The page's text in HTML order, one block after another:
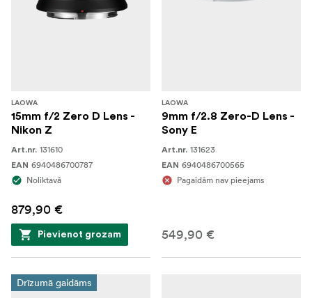
LAOWA
15mm f/2 Zero D Lens -
Nikon Z
Art.nr. 131610
EAN 6940486700787
Noliktavā
879,90 €
Pievienot grozam
LAOWA
9mm f/2.8 Zero-D Lens -
Sony E
Art.nr. 131623
EAN 6940486700565
Pagaidām nav pieejams
549,90 €
Drīzumā gaidāms